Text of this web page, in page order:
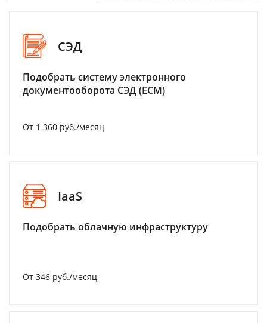
СЭД
Подобрать систему электронного
документооборота СЭД (ECM)
От 1 360 руб./месяц
IaaS
Подобрать облачную инфраструктуру
От 346 руб./месяц